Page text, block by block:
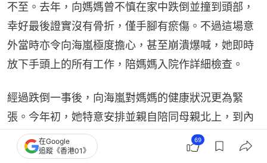
不至。去年，向媽媽曾不慎在家中跌倒並撞到頭部，
幸好最後證實沒有骨折，僅手腳有瘀傷。不過這場意
外當時亦令向海嵐極度擔心，甚至崩潰爆喊，她即時
放下手頭上的所有工作，陪媽媽入院作詳細檢查。
經過跌倒一事後，向海嵐對媽媽的健康狀況更為緊
張。今年初，她特意安排並親自陪同母親北上，到內
地進行全方位的身體檢查。向海嵐在了解體檢細節
後，對內地醫療中心先進的設備及專業水平讚不絕
在Google
追蹤《香港01》
69